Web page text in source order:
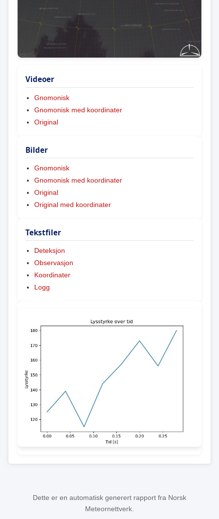
Videoer
Gnomonisk
Gnomonisk med koordinater
Original
Bilder
Gnomonisk
Gnomonisk med koordinater
Original
Original med koordinater
Tekstfiler
Deteksjon
Observasjon
Koordinater
Logg
Dette er en automatisk generert rapport fra Norsk
Meteornettverk.